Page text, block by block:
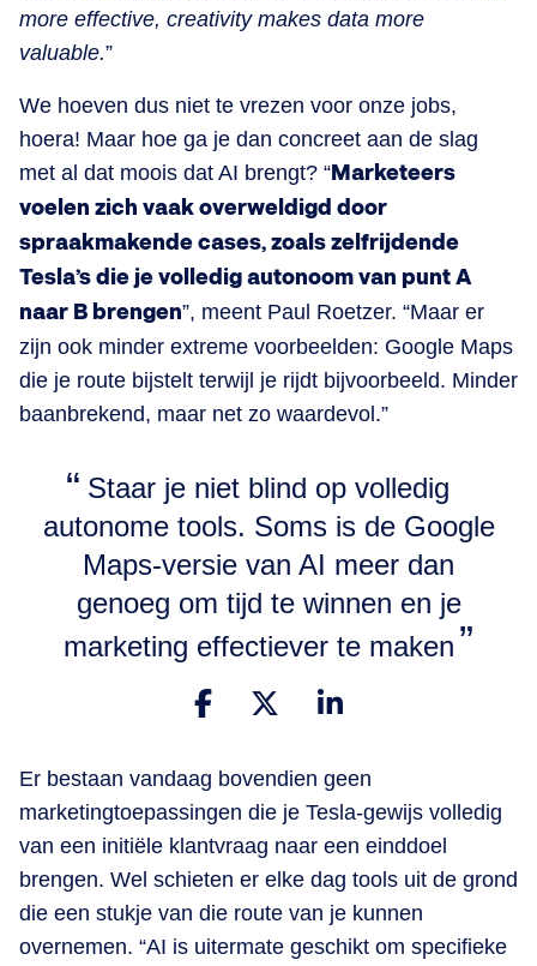
more effective, creativity makes data more
valuable.”
We hoeven dus niet te vrezen voor onze jobs,
hoera! Maar hoe ga je dan concreet aan de slag
met al dat moois dat AI brengt? “Marketeers
voelen zich vaak overweldigd door
spraakmakende cases, zoals zelfrijdende
Tesla’s die je volledig autonoom van punt A
naar B brengen”, meent Paul Roetzer. “Maar er
zijn ook minder extreme voorbeelden: Google Maps
die je route bijstelt terwijl je rijdt bijvoorbeeld. Minder
baanbrekend, maar net zo waardevol.”
Staar je niet blind op volledig
autonome tools. Soms is de Google
Maps-versie van AI meer dan
genoeg om tijd te winnen en je
marketing effectiever te maken
Er bestaan vandaag bovendien geen
marketingtoepassingen die je Tesla-gewijs volledig
van een initiële klantvraag naar een einddoel
brengen. Wel schieten er elke dag tools uit de grond
die een stukje van die route van je kunnen
overnemen. “AI is uitermate geschikt om specifieke